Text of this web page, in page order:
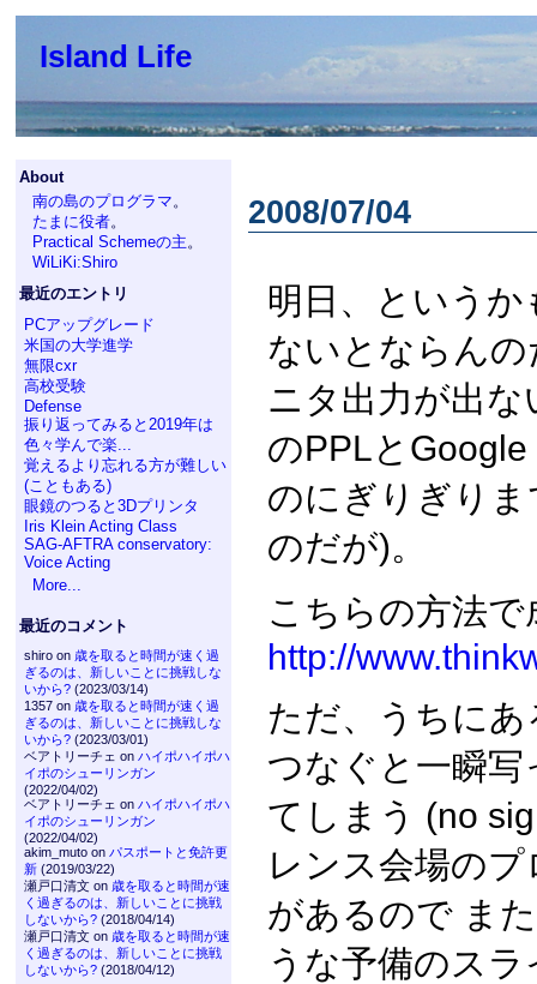
Island Life
About
南の島のプログラマ。
たまに役者。
Practical Schemeの主。
WiLiKi:Shiro
最近のエントリ
PCアップグレード
米国の大学進学
無限cxr
高校受験
Defense
振り返ってみると2019年は
色々学んで楽...
覚えるより忘れる方が難しい
(こともある)
眼鏡のつると3Dプリンタ
Iris Klein Acting Class
SAG-AFTRA conservatory:
Voice Acting
More...
最近のコメント
shiro on 歳を取ると時間が速く過
ぎるのは、新しいことに挑戦しな
いから?(2023/03/14)
1357 on 歳を取ると時間が速く過
ぎるのは、新しいことに挑戦しな
いから?(2023/03/01)
ベアトリーチェ on ハイポハイポハ
イポのシューリンガン
(2022/04/02)
ベアトリーチェ on ハイポハイポハ
イポのシューリンガン
(2022/04/02)
akim_muto on パスポートと免許更
新(2019/03/22)
瀬戸口清文 on 歳を取ると時間が速
く過ぎるのは、新しいことに挑戦
しないから?(2018/04/14)
瀬戸口清文 on 歳を取ると時間が速
く過ぎるのは、新しいことに挑戦
しないから?(2018/04/12)
2008/07/04
明日、という
ないとならん
ニタ出力が出
のPPLと
のにぎりぎり
のだが)。
こちらの方法で
http://
ただ、うちに
つなぐと一瞬
てしまう (no
レンス会場の
があるので ま
うな予備のス